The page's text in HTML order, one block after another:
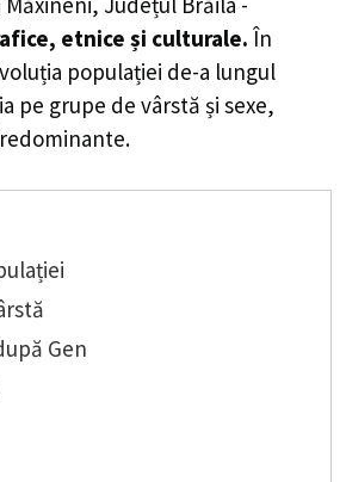
etnice și culturale. În
populației de-a lungul
pe grupe de vârstă și sexe,
Gen